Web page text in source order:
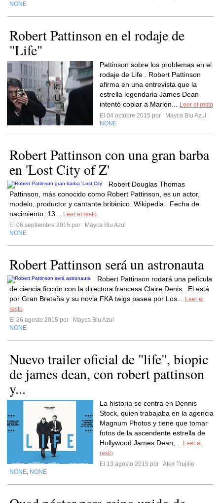
NONE
Robert Pattinson en el rodaje de
"Life"
Pattinson sobre los problemas en el
rodaje de Life . Robert Pattinson
afirma en una entrevista que la
estrella legendaria James Dean
intentó copiar a Marlon...
Leer el resto
El 04 octubre 2015 por
Mayca Blu Azul
NONE
Robert Pattinson con una gran barba
en 'Lost City of Z'
Robert Douglas Thomas
Pattinson, más conocido como Robert Pattinson, es un actor,
modelo, productor y cantante británico. Wikipedia . Fecha de
nacimiento: 13...
Leer el resto
El 06 septiembre 2015 por
Mayca Blu Azul
NONE
Robert Pattinson será un astronauta
Robert Pattinson rodará una película
de ciencia ficción con la directora francesa Claire Denis . El está
por Gran Bretaña y su novia FKA twigs pasea por Los...
Leer el
resto
El 26 agosto 2015 por
Mayca Blu Azul
NONE
Nuevo trailer oficial de "life", biopic
de james dean, con robert pattinson
y...
La historia se centra en Dennis
Stock, quien trabajaba en la agencia
Magnum Photos y tiene que tomar
fotos de la ascendente estrella de
Hollywood James Dean,...
Leer el
resto
El 13 agosto 2015 por Alex Trujillo
NONE NONE